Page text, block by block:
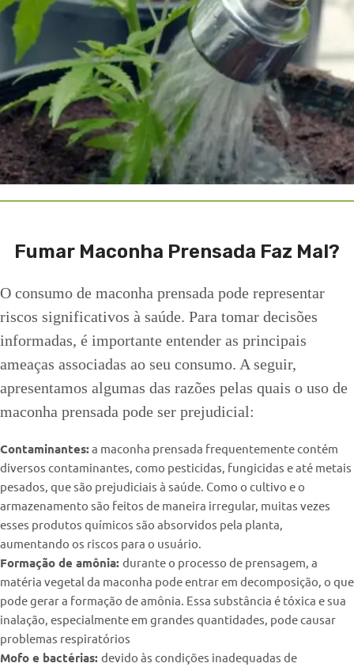
Fumar Maconha Prensada Faz Mal?
O consumo de maconha prensada pode representar
riscos significativos à saúde. Para tomar decisões
informadas, é importante entender as principais
ameaças associadas ao seu consumo. A seguir,
apresentamos algumas das razões pelas quais o uso de
maconha prensada pode ser prejudicial:
Contaminantes:a maconha prensada frequentemente contém
diversos contaminantes, como pesticidas, fungicidas e até metais
pesados, que são prejudiciais à saúde. Como o cultivo e o
armazenamento são feitos de maneira irregular, muitas vezes
esses produtos químicos são absorvidos pela planta,
aumentando os riscos para o usuário.
Formação de amônia: durante o processo de prensagem, a
matéria vegetal da maconha pode entrar em decomposição, o que
pode gerar a formação de amônia. Essa substância é tóxica e sua
inalação, especialmente em grandes quantidades, pode causar
problemas respiratórios
Mofo e bactérias: devido às condições inadequadas de